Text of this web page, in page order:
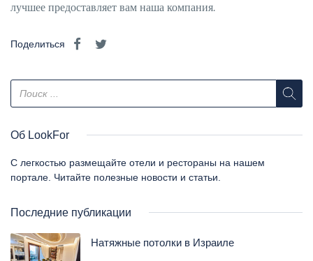
лучшее предоставляет вам наша компания.
Поделиться
Об LookFor
С легкостью размещайте отели и рестораны на нашем
портале. Читайте полезные новости и статьи.
Последние публикации
Натяжные потолки в Израиле